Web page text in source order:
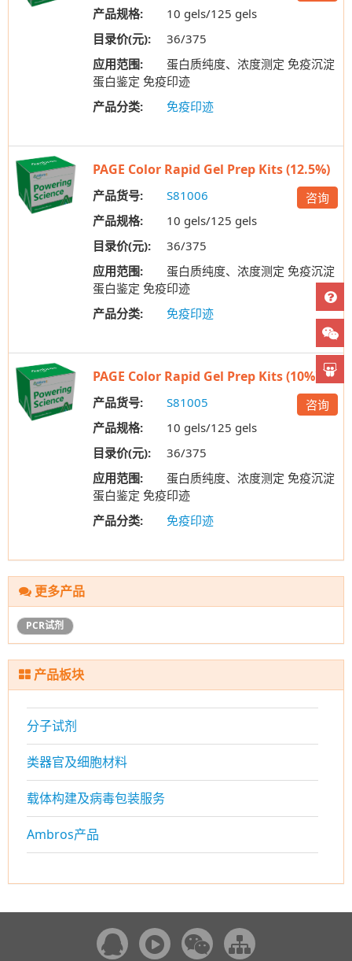
产品规格:
10 gels/125 gels
目录价(元):
36/375
应用范围:
蛋白质纯度、浓度测定 免疫沉淀
蛋白鉴定 免疫印迹
产品分类:
免疫印迹
PAGE Color Rapid Gel Prep Kits (12.5%)
产品货号: S81006
咨询
产品规格:
10 gels/125 gels
目录价(元):
36/375
应用范围:
蛋白质纯度、浓度测定 免疫沉淀
蛋白鉴定 免疫印迹
产品分类:
免疫印迹
PAGE Color Rapid Gel Prep Kits (10%)
产品货号: S81005
咨询
产品规格:
10 gels/125 gels
目录价(元):
36/375
应用范围:
蛋白质纯度、浓度测定 免疫沉淀
蛋白鉴定 免疫印迹
产品分类:
免疫印迹
更多产品
PCR试剂
产品板块
分子试剂
类器官及细胞材料
载体构建及病毒包装服务
Ambros产品